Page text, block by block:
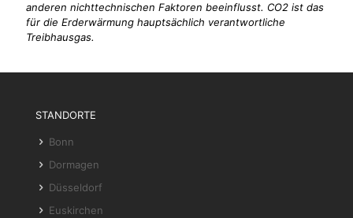
anderen nichttechnischen Faktoren beeinflusst. CO2 ist das
für die Erderwärmung hauptsächlich verantwortliche
Treibhausgas.
STANDORTE
Bonn
Dormagen
Düsseldorf
Euskirchen